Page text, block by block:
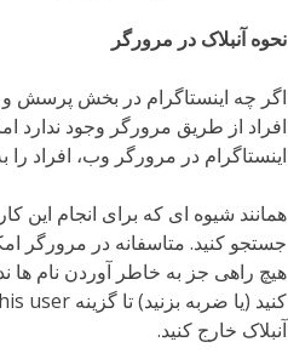
نحوه آنبلاک در مرورگر
اگر چه اینستاگرام در بخش پرسش و
افراد از طریق مرورگر وجود ندارد
اینستاگرام در مرورگر وب، افراد را
همانند شیوه ای که برای انجام این
جستجو کنید. متاسفانه در مرورگر
هیچ راهی جز به خاطر آوردن نام ها
آنبلاک خارج کنید.